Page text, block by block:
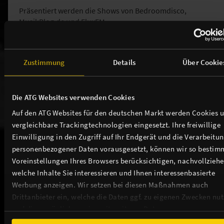
Zustimmung Details Über
Die ATG Websites verwenden Cookies
Auf den ATG Websites für den deutschen Markt werden Cookies
vergleichbare Trackingtechnologien eingesetzt. Ihre freiwillige
Einwilligung in den Zugriff auf Ihr Endgerät und die
personenbezogener Daten vorausgesetzt, können wir so
Voreinstellungen Ihres Browsers berücksichtigen,
welche Inhalte Sie interessieren und Ihnen interessenbasierte
Werbung anzeigen. Wir setzen bei diesen Maßnahmen auch
Drittanbieter ein, welche die Daten ggf. zu eigenen Zwecken
führen. Weitere Informationen, insbesondere zur Speicherdauer,
Präsentiert werden die Shows von Bedroomdisco,
MusikBlog.de und FluxFM
THEATER / ANFAHRT / SERVICE
TICKETS
NEWSLETTER